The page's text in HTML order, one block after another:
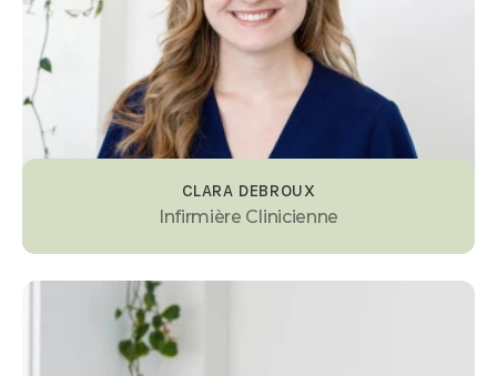
CLARA DEBROUX
Infirmière Clinicienne